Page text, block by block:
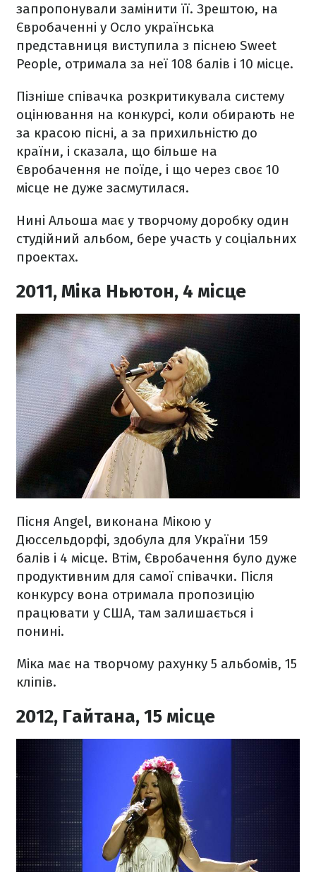
запропонували замінити її. Зрештою, на
Євробаченні у Осло українська
представниця виступила з піснею Sweet
People, отримала за неї 108 балів і 10 місце.
Пізніше співачка розкритикувала систему
оцінювання на конкурсі, коли обирають не
за красою пісні, а за прихильністю до
країни, і сказала, що більше на
Євробачення не поїде, і що через своє 10
місце не дуже засмутилася.
Нині Альоша має у творчому доробку один
студійний альбом, бере участь у соціальних
проектах.
2011, Міка Ньютон, 4 місце
Пісня Angel, виконана Мікою у
Дюссельдорфі, здобула для України 159
балів і 4 місце. Втім, Євробачення було дуже
продуктивним для самої співачки. Після
конкурсу вона отримала пропозицію
працювати у США, там залишається і
понині.
Міка має на творчому рахунку 5 альбомів, 15
кліпів.
2012, Гайтана, 15 місце